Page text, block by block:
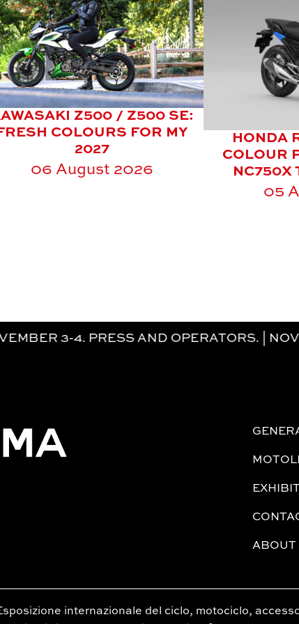
Z500 / Z500 SE:
COLOURS FOR MY
2027
06 August 2026
HONDA
COLOUR
NC750X
05
OPERATORS. | NOVEMBER 5-8
EXHIBIT
ABOUT
internazionale del ciclo, motociclo,